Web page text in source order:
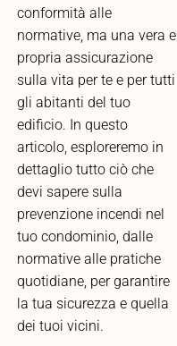
conformità alle
normative, ma una vera e
propria assicurazione
sulla vita per te e per tutti
gli abitanti del tuo
edificio. In questo
articolo, esploreremo in
dettaglio tutto ciò che
devi sapere sulla
prevenzione incendi nel
tuo condominio, dalle
normative alle pratiche
quotidiane, per garantire
la tua sicurezza e quella
dei tuoi vicini.